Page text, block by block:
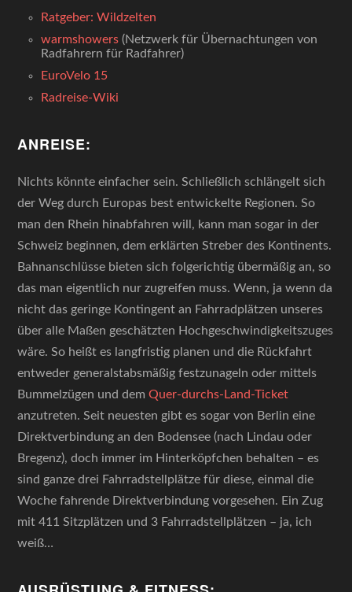
Ratgeber: Wildzelten
warmshowers (Netzwerk für Übernachtungen von
Radfahrern für Radfahrer)
EuroVelo 15
Radreise-Wiki
ANREISE:
Nichts könnte einfacher sein. Schließlich schlängelt sich
der Weg durch Europas best entwickelte Regionen. So
man den Rhein hinabfahren will, kann man sogar in der
Schweiz beginnen, dem erklärten Streber des Kontinents.
Bahnanschlüsse bieten sich folgerichtig übermäßig an, so
das man eigentlich nur zugreifen muss. Wenn, ja wenn da
nicht das geringe Kontingent an Fahrradplätzen unseres
über alle Maßen geschätzten Hochgeschwindigkeitszuges
wäre. So heißt es langfristig planen und die Rückfahrt
entweder generalstabsmäßig festzunageln oder mittels
Bummelzügen und demQuer-durchs-Land-Ticket
anzutreten. Seit neuesten gibt es sogar von Berlin eine
Direktverbindung an den Bodensee (nach Lindau oder
Bregenz), doch immer im Hinterköpfchen behalten – es
sind ganze drei Fahrradstellplätze für diese, einmal die
Woche fahrende Direktverbindung vorgesehen. Ein Zug
mit 411 Sitzplätzen und 3 Fahrradstellplätzen – ja, ich
weiß…